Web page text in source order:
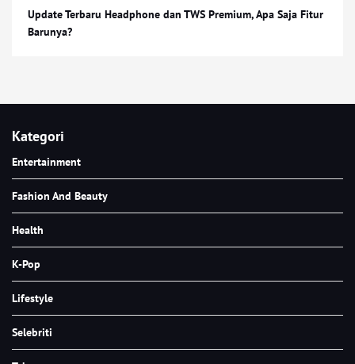
Update Terbaru Headphone dan TWS Premium, Apa Saja Fitur
Barunya?
Kategori
Entertainment
Fashion And Beauty
Health
K-Pop
Lifestyle
Selebriti